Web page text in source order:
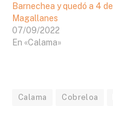
Barnechea y quedó a 4 de
Magallanes
07/09/2022
En «Calama»
Calama Cobreloa